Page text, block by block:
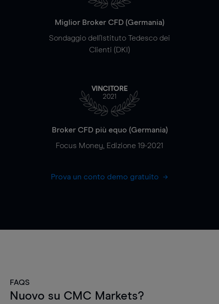
Miglior Broker CFD (Germania)
Sondaggio dell'Istituto Tedesco dei
Clienti (DKI)
VINCITORE
2021
Broker CFD più equo (Germania)
Focus Money, Edizione 19-2021
Prova un conto demo gratuito
FAQS
Nuovo su CMC Markets?